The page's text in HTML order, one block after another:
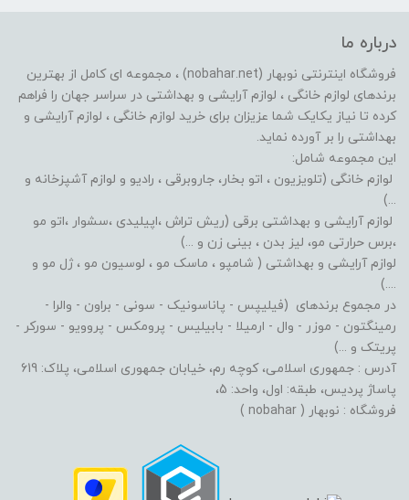
درباره ما
فروشگاه اینترنتی نوبهار (nobahar.net) ، مجموعه ای کامل از بهترین
برندهای لوازم خانگی ، لوازم آرایشی و بهداشتی در سراسر جهان را فراهم
کرده تا نیاز یکایک شما عزیزان برای خرید لوازم خانگی ، لوازم آرایشی و
بهداشتی را بر آورده نماید.
این مجموعه شامل:
لوازم خانگی (تلویزیون ، اتو بخار، جاروبرقی ، رادیو و لوازم آشپزخانه و
...)
لوازم آرایشی و بهداشتی برقی (ریش تراش ،اپیلیدی ،سشوار ،اتو مو
،برس حرارتی مو، لیز بدن ، بینی زن و ...)
لوازم آرایشی و بهداشتی ( شامپو ، ماسک مو ، لوسیون مو ، ژل مو و
....)
در مجموع برندهای (فیلیپس - پاناسونیک - سونی - براون - والرا -
رمینگتون - موزر - وال - ارمیلا - بابیلیس - پرومکس - پروویو - سورکر -
پریتک و ...)
آدرس : جمهوری اسلامی، کوچه رم، خیابان جمهوری اسلامی، پلاک: 619
پاساژ پردیس، طبقه: اول، واحد: 5،
فروشگاه : نوبهار ( nobahar )